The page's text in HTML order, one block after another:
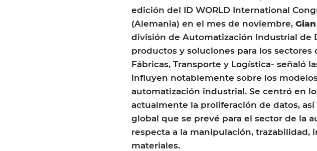
edición del ID WORLD International
(Alemania) en el mes de noviembre,
división de Automatización Industrial de
productos y soluciones para los sectores
Fábricas, Transporte y Logística- señaló
influyen notablemente sobre los
automatización industrial. Se centró en
actualmente la proliferación de datos,
global que se prevé para el sector de la
respecta a la manipulación, trazabilidad,
materiales.